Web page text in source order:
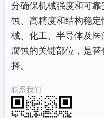
分确保机械强度和可
蚀、高精度和结构稳
械、化工、半导体及
腐蚀的关键部位，是
择。
联系我们